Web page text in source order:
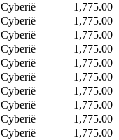
Cyberië
1,775.00
Cyberië
1,775.00
Cyberië
1,775.00
Cyberië
1,775.00
Cyberië
1,775.00
Cyberië
1,775.00
Cyberië
1,775.00
Cyberië
1,775.00
Cyberië
1,775.00
Cyberië
1,775.00